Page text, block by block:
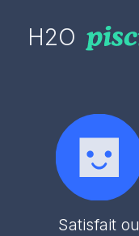
H2O
Satisfait ou